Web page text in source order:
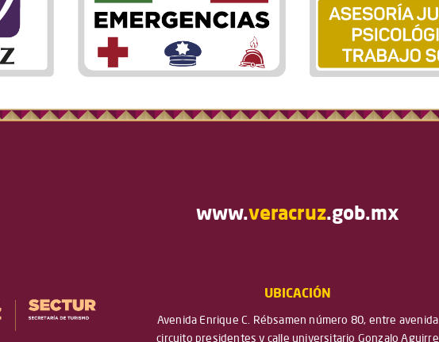
www.veracruz.gob.mx
UBICACIÓN
Avenida Enrique C. Rébsamen número 80, entre avenida
circuito presidentes y calle universitario Gonzalo Aguirre